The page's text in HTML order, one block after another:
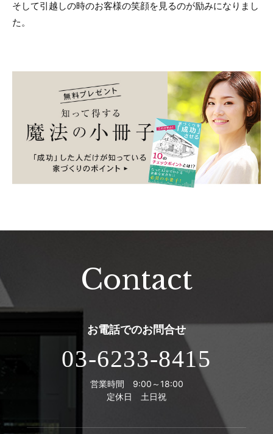
そして引越しの時のお客様の笑顔を見るのが励みになりまし
た。
Contact
お電話でのお問合せ
03-6233-8415
営業時間 9:00～18:00
定休日 土日祝